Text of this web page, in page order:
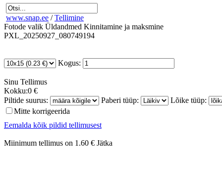
www.snap.ee / Tellimine
Fotode valik Üldandmed Kinnitamine ja maksmine
PXL_20250927_080749194
Kogus:
Sinu Tellimus
Kokku:0 €
Piltide suurus:
Paberi tüüp:
Lõike tüüp:
Mitte korrigeerida
Eemalda kõik pildid tellimusest
Miinimum tellimus on 1.60 € Jätka